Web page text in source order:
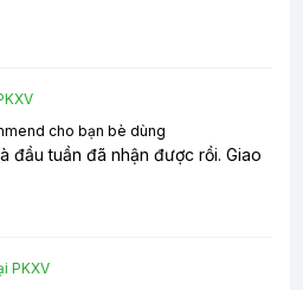
cho bạn bè dùng
đầu tuần đã nhận được rồi. Giao
PKXV